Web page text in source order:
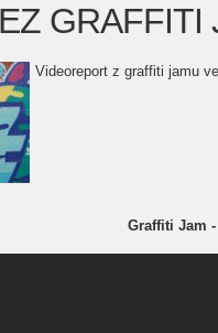
GRAFFITI
Videoreport z graffiti jamu ve
Graffiti Jam -